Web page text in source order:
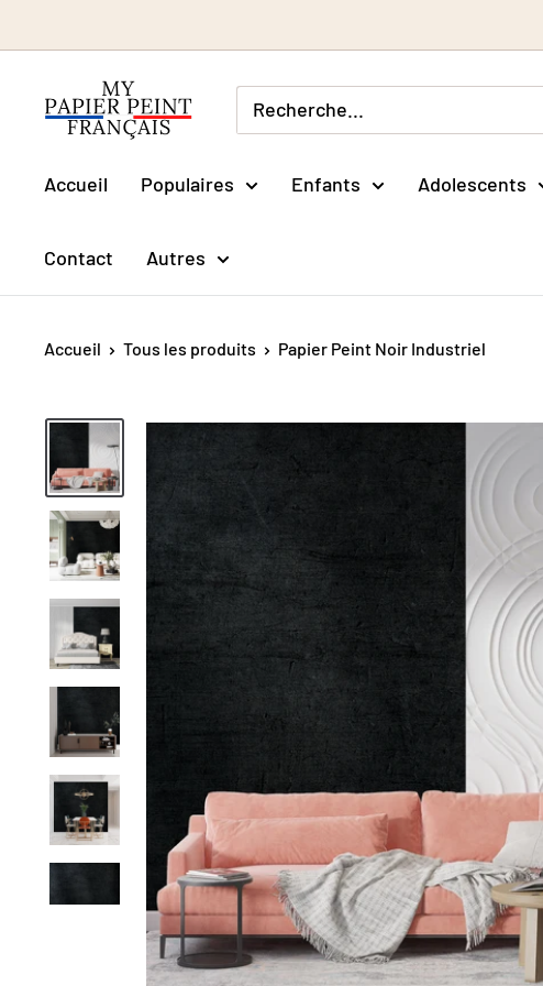
au
Accueil Populaires Enfants Adolescents
Contact Autres
Accueil Tous les produits Papier Peint Noir Industriel